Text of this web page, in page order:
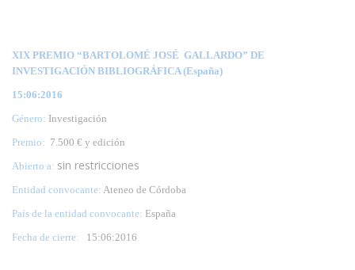
XIX PREMIO “BARTOLOMÉ JOSÉ GALLARDO” DE
INVESTIGACIÓN BIBLIOGRÁFICA (España)
15:06:2016
Género: Investigación
Premio: 7.500 € y edición
Abierto a: sin restricciones
Entidad convocante: Ateneo de Córdoba
País de la entidad convocante: España
Fecha de cierre: 15:06:2016